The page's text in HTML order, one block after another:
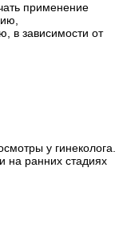
применение
в зависимости от
у гинеколога.
на ранних стадиях